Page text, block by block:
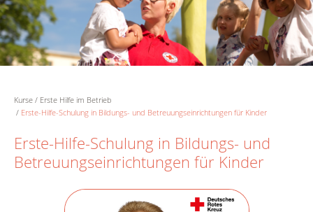
Kurse
Erste Hilfe im Betrieb
Erste-Hilfe-Schulung in Bildungs- und Betreuungseinrichtungen für Kinder
Erste-Hilfe-Schulung in Bildungs- und
Betreuungseinrichtungen für Kinder